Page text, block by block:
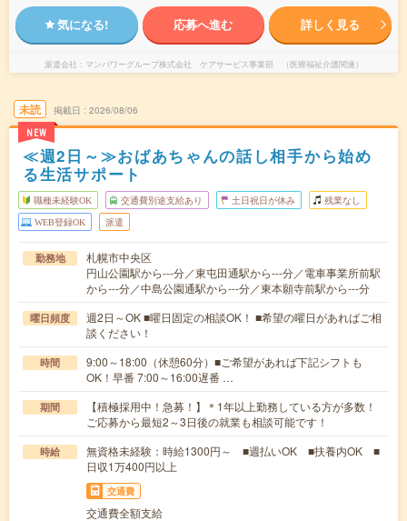
気になる! 応募へ進む 詳しく見る
派遣会社 マンパワーグループ株式会社 ケアサービス事業部 （医療福祉介護関連）
未読
NEW
掲載日 2026/08/06
≪週2日～≫おばあちゃんの話し相手から始め
る生活サポート
職種未経験OK 交通費別途支給あり 土日祝日が休み 残業なし
WEB登録OK 派遣
勤務地
札幌市中央区
円山公園駅から---分／東屯田通駅から---分／電車事業所前駅
から---分／中島公園通駅から---分／東本願寺前駅から---分
曜日頻度
週2日～OK ■曜日固定の相談OK！ ■希望の曜日があればご相
談ください！
時間
9:00～18:00（休憩60分）■ご希望があれば下記シフトも
OK！早番 7:00～16:00遅番 …
期間
【積極採用中！急募！】＊1年以上勤務している方が多数！
ご応募から最短2～3日後の就業も相談可能です！
時給
無資格未経験：時給1300円～ ■週払いOK ■扶養内OK ■
日収1万400円以上
交通費
交通費全額支給